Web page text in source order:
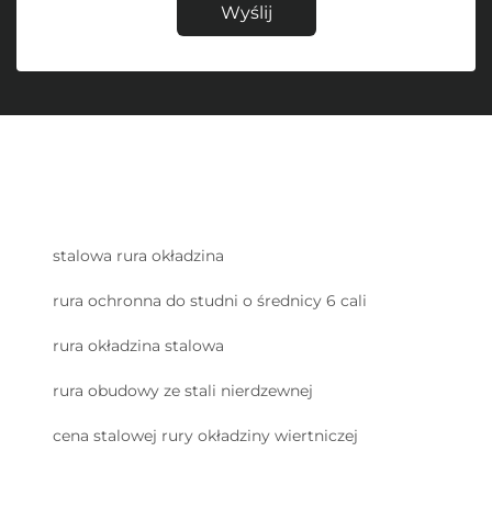
Wyślij
stalowa rura okładzina
rura ochronna do studni o średnicy 6 cali
rura okładzina stalowa
rura obudowy ze stali nierdzewnej
cena stalowej rury okładziny wiertniczej